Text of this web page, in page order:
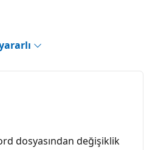
dosyasından değişiklik